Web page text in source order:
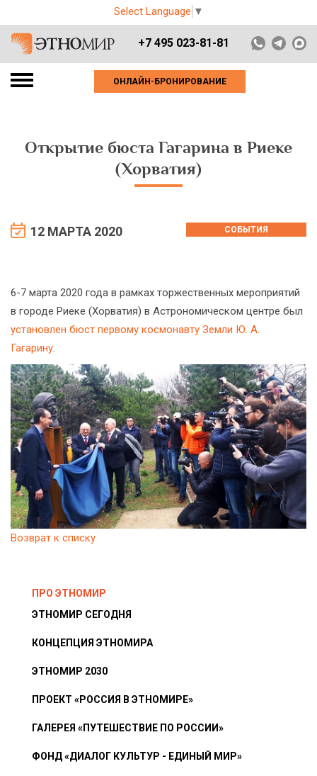
Select Language ▼
+7 495 023-81-81
ОНЛАЙН-БРОНИРОВАНИЕ
Открытие бюста Гагарина в Риеке
(Хорватия)
12 МАРТА 2020 СОБЫТИЯ
6-7 марта 2020 года в рамках торжественных мероприятий
в городе Риеке (Хорватия) в Астрономическом центре был
установлен бюст первому космонавту Земли Ю. А.
Гагарину.
Возврат к списку
ПРО ЭТНОМИР
ЭТНОМИР СЕГОДНЯ
КОНЦЕПЦИЯ ЭТНОМИРА
ЭТНОМИР 2030
ПРОЕКТ «РОССИЯ В ЭТНОМИРЕ»
ГАЛЕРЕЯ «ПУТЕШЕСТВИЕ ПО РОССИИ»
ФОНД «ДИАЛОГ КУЛЬТУР - ЕДИНЫЙ МИР»